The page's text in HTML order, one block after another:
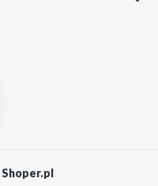
Shoper.pl